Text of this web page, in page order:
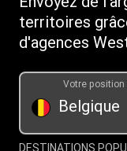
Télécharger
Convertisseur
Programme -
territoires
d'agences
Belgique
Votre
DESTINATIONS